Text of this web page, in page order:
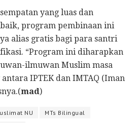
yang luas dan
program pembinaan ini
alias gratis bagi para santri
“Program ini diharapkan
ilmuwan Muslim masa
IPTEK dan IMTAQ (Iman
mad)
NU
MTs Bilingual